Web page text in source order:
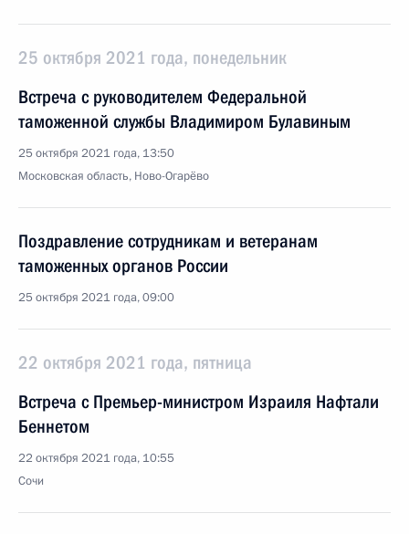
25 октября 2021 года, понедельник
Встреча с руководителем Федеральной
таможенной службы Владимиром Булавиным
25 октября 2021 года, 13:50
Московская область, Ново-Огарёво
Поздравление сотрудникам и ветеранам
таможенных органов России
25 октября 2021 года, 09:00
22 октября 2021 года, пятница
Встреча с Премьер-министром Израиля Нафтали
Беннетом
22 октября 2021 года, 10:55
Сочи